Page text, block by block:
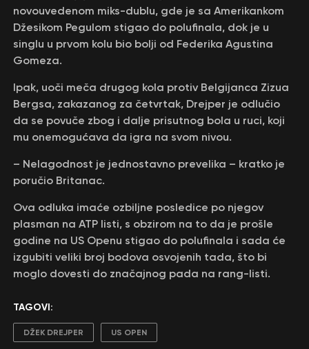
novouvedenom miks-dublu, gde je sa Amerikankom
Džesikom Pegulom stigao do polufinala, dok je u
singlu u prvom kolu bio bolji od Federika Agustina
Gomeza.
Ipak, uoči meča drugog kola protiv Belgijanca Zizua
Bergsa, zakazanog za četvrtak, Drejper je odlučio
da se povuče zbog i dalje prisutnog bola u ruci, koji
mu onemogućava da igra na svom nivou.
– Nelagodnost je jednostavno prevelika – kratko je
poručio Britanac.
Ova odluka imaće ozbiljne posledice po njegov
plasman na ATP listi, s obzirom na to da je prošle
godine na US Openu stigao do polufinala i sada će
izgubiti veliki broj bodova osvojenih tada, što bi
moglo dovesti do značajnog pada na rang-listi.
TAGOVI:
DŽEK DREJPER US OPEN